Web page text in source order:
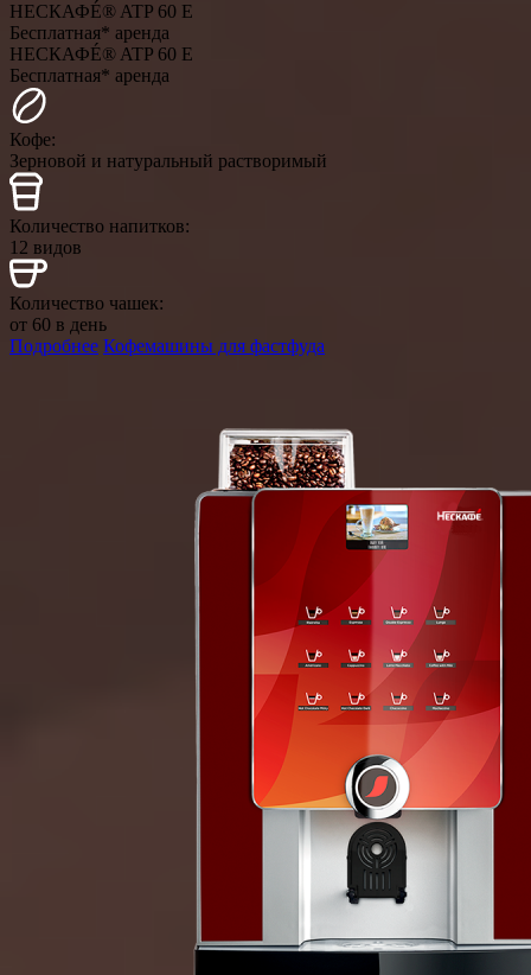
НЕСКАФÉ® ATP 60 E
Бесплатная* аренда
НЕСКАФÉ® ATP 60 E
Бесплатная* аренда
Кофе:
Зерновой и натуральный растворимый
Количество напитков:
12 видов
Количество чашек:
от 60 в день
Подробнее Кофемашины для фастфуда